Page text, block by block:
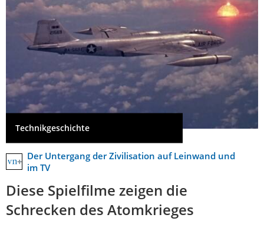
Technikgeschichte
Der Untergang der Zivilisation auf Leinwand und
im TV
Diese Spielfilme zeigen die
Schrecken des Atomkrieges